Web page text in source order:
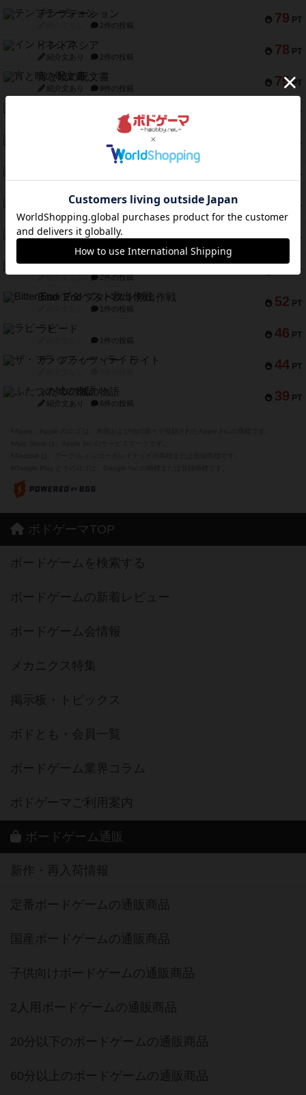
79 PT
テンプテーション
2件の投稿
78 PT
インドネシア
紹介文あり 2件の投稿
75 PT
宵と暁の呪文書
紹介文あり 8件の投稿
PT
9件の投稿
PT
1件の投稿
PT
紹介文なし 1件の投稿
PT
スペクタキュラー
紹介文なし 1件の投稿
59 PT
スモールワールド
PT
ギャンブラー
紹介文なし 2件の投稿
52 PT
Bitter End ブタペスト救出作戦
1件の投稿
46 PT
ラピード
1件の投稿
44 PT
ザ・フラッフィー・ライト
39 PT
ふたつの城の物語
紹介文あり 6件の投稿
ボドゲーマTOP
ボードゲームを検索する
ボードゲームの新着レビュー
ボードゲーム会情報
メカニクス特集
掲示板・トピックス
ボドとも・会員一覧
ボードゲーム業界コラム
ボドゲーマご利用案内
ボードゲーム通販
新作・再入荷情報
定番ボードゲームの通販商品
国産ボードゲームの通販商品
子供向けボードゲームの通販商品
2人用ボードゲームの通販商品
20分以下のボードゲームの通販商品
60分以上のボードゲームの通販商品